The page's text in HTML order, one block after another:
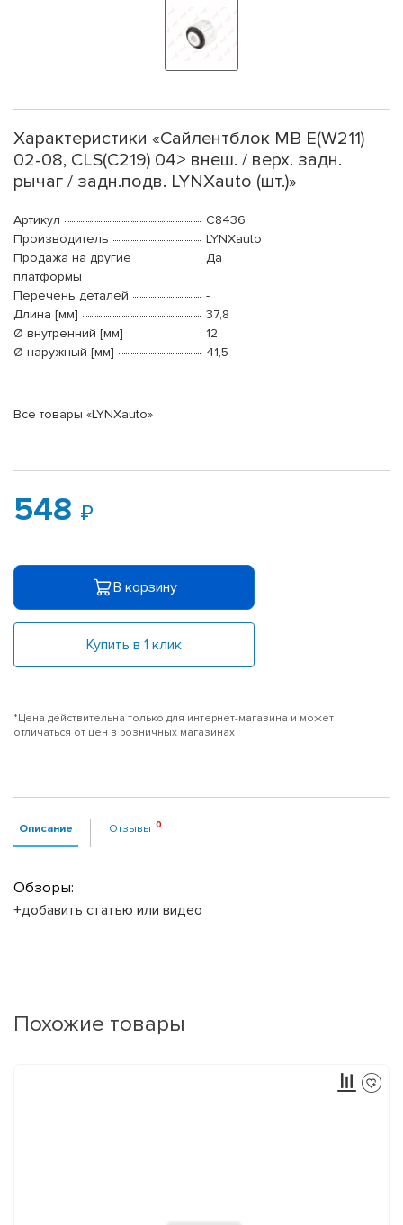
Характеристики «Сайлентблок MB E(W211)
02-08, CLS(C219) 04> внеш. / верх. задн.
рычаг / задн.подв. LYNXauto (шт.)»
Артикул
C8436
Производитель
LYNXauto
Продажа на другие
платформы
Да
Перечень деталей
-
Длина [мм]
37,8
Ø внутренний [мм]
12
Ø наружный [мм]
41,5
Все товары «LYNXauto»
548
В корзину
Купить в 1 клик
*Цена действительна только для интернет-магазина и может
отличаться от цен в розничных магазинах
Описание Отзывы
Обзоры:
+добавить статью или видео
Похожие товары